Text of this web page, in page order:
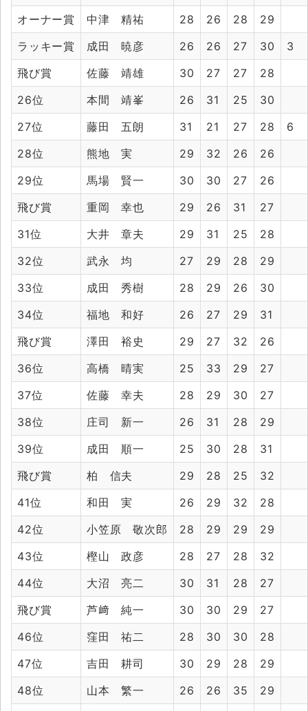
オーナー賞
中津 精祐 28 26 28
29
ラッキー賞
成田 暁彦 26 26 27 30
3
飛び賞
佐藤 靖雄 30 27 27
28
26位
本間 靖峯 26 31 25
30
27位
藤田 五朗 31 21 27 28
6
28位
熊地 実 29 32 26
26
29位
馬場 賢一 30 30 27
26
飛び賞
重岡 幸也 29 26 31
27
31位
大井 章夫 29 31 25
28
32位
武永 均 27 29 28
29
33位
成田 秀樹 28 29 26
30
34位
福地 和好 26 27 29
31
飛び賞
澤田 裕史 29 27 32
26
36位
高橋 晴実 25 33 29
27
37位
佐藤 幸夫 28 29 30
27
38位
庄司 新一 26 31 28
29
39位
成田 順一 25 30 28
31
飛び賞
柏 信夫 29 28 25
32
41位
和田 実 26 29 32
28
42位
小笠原 敬次郎 28 29 29
29
43位
樫山 政彦 28 27 28
32
44位
大沼 亮二 30 31 28
27
飛び賞
芦﨑 純一 30 30 29
27
46位
窪田 祐二 28 30 30
28
47位
吉田 耕司 30 29 28
29
48位
山本 繁一 26 26 35
29